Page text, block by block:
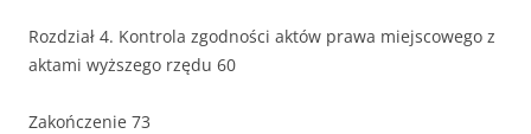
Rozdział 4. Kontrola zgodności aktów prawa miejscowego z
aktami wyższego rzędu 60
Zakończenie 73